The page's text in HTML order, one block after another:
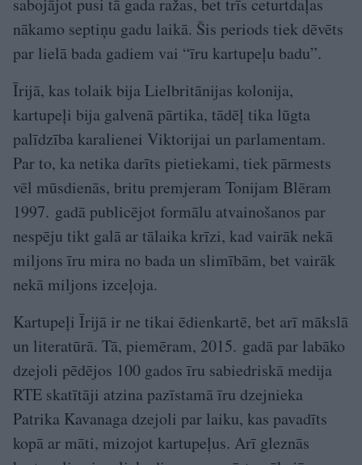
sabojājot pusi tā gada ražas, bet trīs ceturtdaļas
nākamo septiņu gadu laikā. Šis periods tiek dēvēts
par lielā bada gadiem vai “īru kartupeļu badu”.
Īrijā, kas tolaik bija Lielbritānijas kolonija,
kartupeļi bija galvenā pārtika, tādēļ tika lūgta
palīdzība karalienei Viktorijai un parlamentam.
Par to, ka netika darīts pietiekami, tiek pārmests
vēl mūsdienās, britu premjeram Tonijam Blēram
1997. gadā publicējot formālu atvainošanos par
nespēju tikt galā ar tālaika krīzi, kad vairāk nekā
miljons īru mira no bada un slimībām, bet vairāk
nekā miljons izceļoja.
Kartupeļi Īrijā ir ne tikai ēdienkartē, bet arī mākslā
un literatūrā. Tā, piemēram, 2015. gadā par labāko
dzejoli pēdējos 100 gados īru sabiedriskā medija
RTE skatītāji atzina pazīstamā īru dzejnieka
Patrika Kavanaga dzejoli par laiku, kas pavadīts
kopā ar māti, mizojot kartupeļus. Arī gleznās